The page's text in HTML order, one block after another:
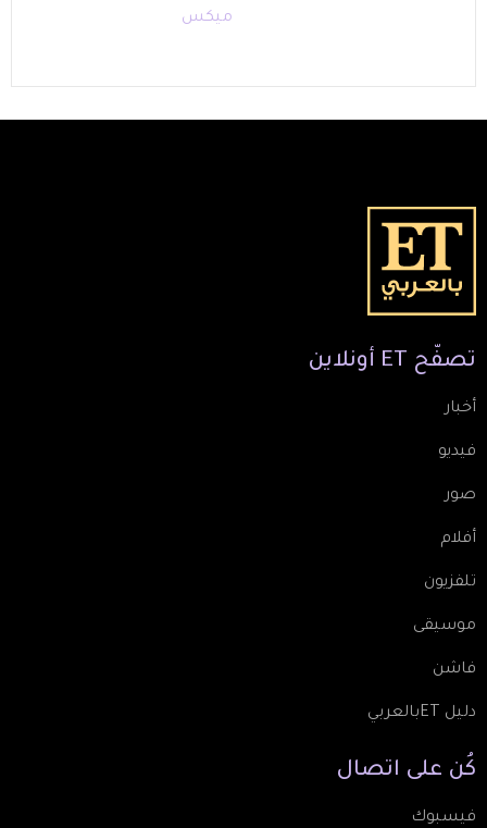
ميكس
تصفّح ET أونلاين
أخبار
فيديو
صور
أفلام
تلفزيون
موسيقى
فاشن
دليل ETبالعربي
كُن على اتصال
فيسبوك